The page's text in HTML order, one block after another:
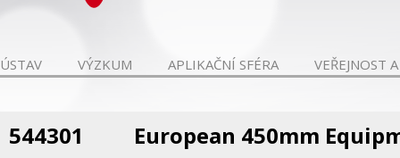
ÚSTAV VÝZKUM APLIKAČNÍ SFÉRA VEŘEJNOST
544301 European 450mm